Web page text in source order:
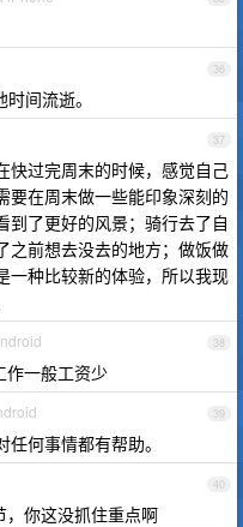
36
间流逝。
37
快过完周末的时候，感觉自己
要在周末做一些能印象深刻的
到了更好的风景；骑行去了自
之前想去没去的地方；做饭做
一种比较新的体验，所以我现
38
作一般工资少
39
何事情都有帮助。
40
，你这没抓住重点啊